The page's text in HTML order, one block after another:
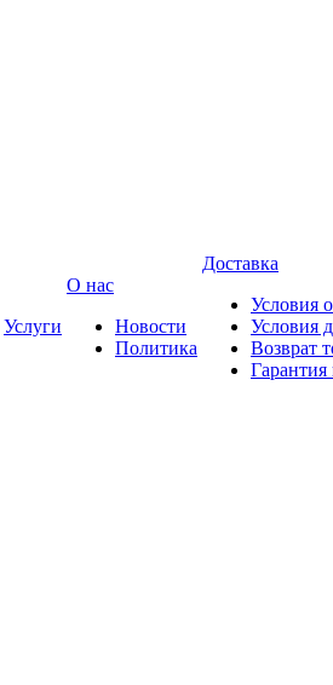
Услуги
О нас
Новости
Политика
Доставка
Условия
Условия
Возврат
Гарантия